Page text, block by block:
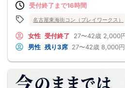
（１：１でのトークはございませんので、予めご
このカードのおかけで 終始無言で終わっちゃっ
プロフィールカードを活用し、「はじめまして」
★完全着席型・連絡先交換は自由★
完全着席型で席替えはできる限り行います。
換ができなかった」なんてことはありません。
（連絡先交換は席替え時間までに円滑に行ってく
---------------------------
【お客様へのお願い】
受付終了まで16時間
名古屋東海街コン（プレイワークス）
女性 受付終了 27〜42歳 2,000
男性 残り3席 27〜42歳 8,000円